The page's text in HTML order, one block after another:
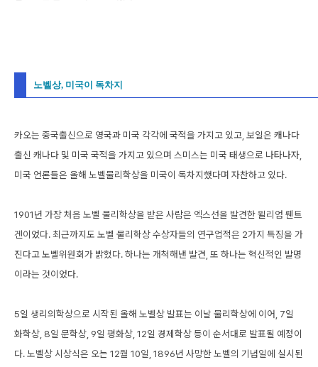
노벨상, 미국이 독차지
카오는 중국출신으로 영국과 미국 각각에 국적을 가지고 있고, 보일은 캐나다
출신 캐나다 및 미국 국적을 가지고 있으며 스미스는 미국 태생으로 나타나자,
미국 언론들은 올해 노벨물리학상을 미국이 독차지했다며 자찬하고 있다.
1901년 가장 처음 노벨 물리학상을 받은 사람은 엑스선을 발견한 윌리엄 뤤트
겐이었다. 최근까지도 노벨 물리학상 수상자들의 연구업적은 2가지 특징을 가
진다고 노벨위원회가 밝혔다. 하나는 개척해낸 발견, 또 하나는 혁신적인 발명
이라는 것이었다.
5일 생리의학상으로 시작된 올해 노벨상 발표는 이날 물리학상에 이어, 7일
화학상, 8일 문학상, 9일 평화상, 12일 경제학상 등이 순서대로 발표될 예정이
다. 노벨상 시상식은 오는 12월 10일, 1896년 사망한 노벨의 기념일에 실시된